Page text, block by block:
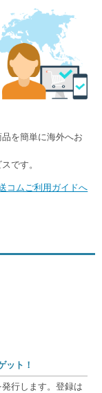
を簡単に海外へお
です。
コムご利用ガイドへ
ット！
行します。登録は